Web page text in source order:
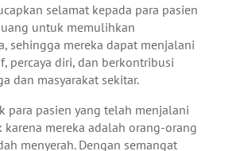
selamat kepada para pasien
untuk memulihkan
sehingga mereka dapat menjalani
percaya diri, dan berkontribusi
dan masyarakat sekitar.
para pasien yang telah menjalani
karena mereka adalah orang-orang
menyerah. Dengan semangat